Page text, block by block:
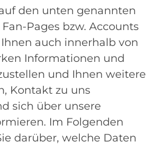
den unten genannten
Pages bzw. Accounts
auch innerhalb von
Informationen und
und Ihnen weitere
Kontakt zu uns
sich über unsere
Im Folgenden
darüber, welche Daten